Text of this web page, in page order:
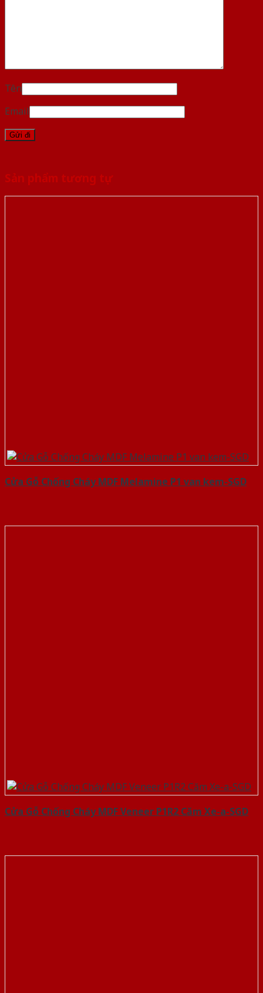
Tên
Email
Sản phẩm tương tự
Cửa Gỗ Chống Cháy MDF Melamine P1 van kem-SGD
Cửa Gỗ Chống Cháy MDF Veneer P1R2 Căm Xe-a-SGD